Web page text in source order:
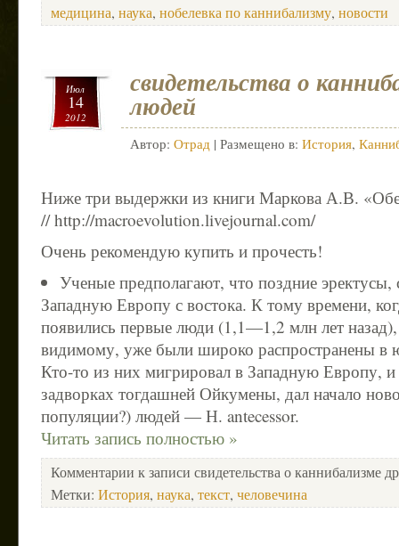
медицина, наука, нобелевка по каннибализму, новости
Июл
14
2012
свидетельства о
людей
Автор: Отрад | Размещено в: История,
Ниже три выдержки из книги Маркова А.В.
// http://macroevolution.livejournal.com/
Очень рекомендую купить и прочесть!
Ученые предполагают, что поздние эректусы,
Западную Европу с востока. К тому времени,
появились первые люди (1,1—1,2 млн лет
видимому, уже были широко распространены
Кто-то из них мигрировал в Западную Европу, и
задворках тогдашней Ойкумены, дал начало
популяции?) людей — Н. antecessor.
Читать запись полностью »
Комментарии к записи свидетельства о каннибализме
Метки: История, наука, текст, человечина